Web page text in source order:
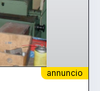
annuncio